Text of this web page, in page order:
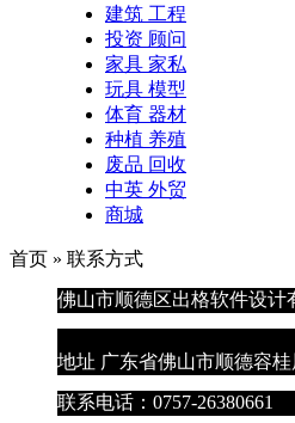
建筑 工程
投资 顾问
家具 家私
玩具 模型
体育 器材
种植 养殖
废品 回收
中英 外贸
商城
首页 » 联系方式
佛山市顺德区出
地址 广东省佛山市顺德容
联系电话：0757-26380661